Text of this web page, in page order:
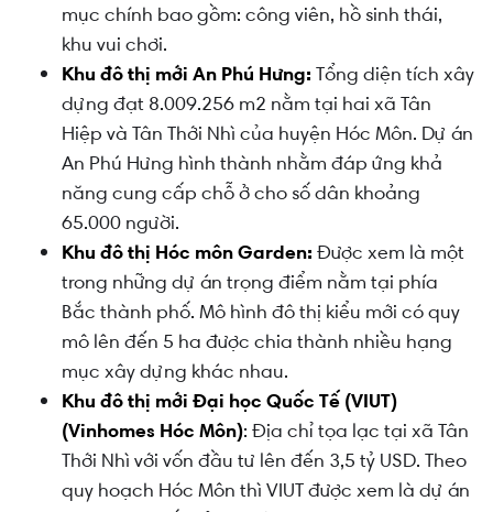
mục chính bao gồm: công viên, hồ sinh thái,
khu vui chơi.
Khu đô thị mới An Phú Hưng: Tổng diện tích xây
dựng đạt 8.009.256 m2 nằm tại hai xã Tân
Hiệp và Tân Thới Nhì của huyện Hóc Môn. Dự án
An Phú Hưng hình thành nhằm đáp ứng khả
năng cung cấp chỗ ở cho số dân khoảng
65.000 người.
Khu đô thị Hóc môn Garden: Được xem là một
trong những dự án trọng điểm nằm tại phía
Bắc thành phố. Mô hình đô thị kiểu mới có quy
mô lên đến 5 ha được chia thành nhiều hạng
mục xây dựng khác nhau.
Khu đô thị mới Đại học Quốc Tế (VIUT)
(Vinhomes Hóc Môn): Địa chỉ tọa lạc tại xã Tân
Thới Nhì với vốn đầu tư lên đến 3,5 tỷ USD. Theo
quy hoạch Hóc Môn thì VIUT được xem là dự án